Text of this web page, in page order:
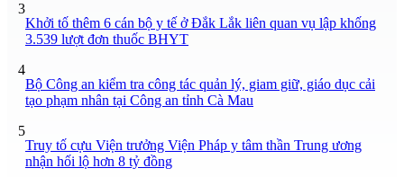
3
Khởi tố thêm 6 cán bộ y tế ở Đắk Lắk liên quan vụ lập khống
3.539 lượt đơn thuốc BHYT
4
Bộ Công an kiểm tra công tác quản lý, giam giữ, giáo dục cải
tạo phạm nhân tại Công an tỉnh Cà Mau
5
Truy tố cựu Viện trưởng Viện Pháp y tâm thần Trung ương
nhận hối lộ hơn 8 tỷ đồng